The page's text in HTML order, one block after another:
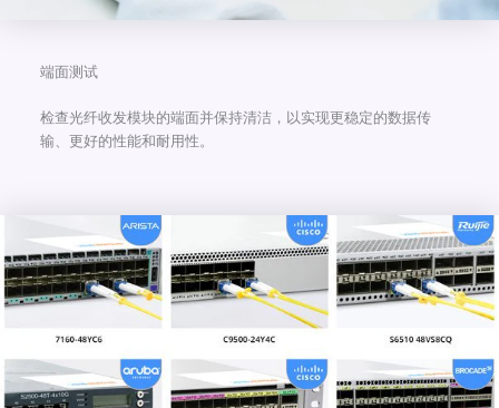
端面测试
检查光纤收发模块的端面并保持清洁，以实现更稳定的数据传
输、更好的性能和耐用性。